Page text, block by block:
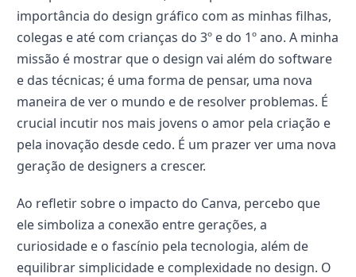
importância do design gráfico com as minhas filhas,
colegas e até com crianças do 3º e do 1º ano. A minha
missão é mostrar que o design vai além do software
e das técnicas; é uma forma de pensar, uma nova
maneira de ver o mundo e de resolver problemas. É
crucial incutir nos mais jovens o amor pela criação e
pela inovação desde cedo. É um prazer ver uma nova
geração de designers a crescer.
Ao refletir sobre o impacto do Canva, percebo que
ele simboliza a conexão entre gerações, a
curiosidade e o fascínio pela tecnologia, além de
equilibrar simplicidade e complexidade no design. O